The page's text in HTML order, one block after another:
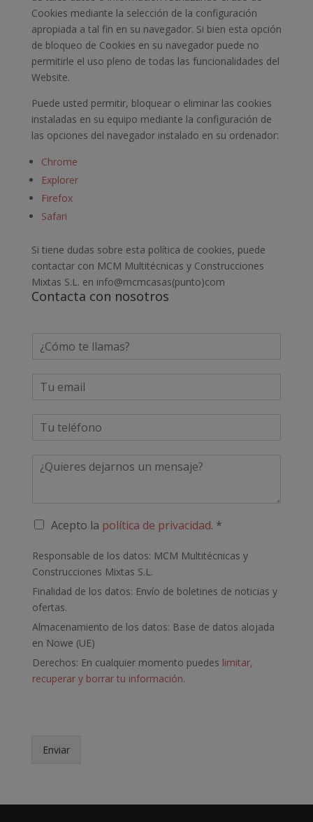
Cookies mediante la selección de la configuración
apropiada a tal fin en su navegador. Si bien esta opción
de bloqueo de Cookies en su navegador puede no
permitirle el uso pleno de todas las funcionalidades del
Website.
Puede usted permitir, bloquear o eliminar las cookies
instaladas en su equipo mediante la configuración de
las opciones del navegador instalado en su ordenador:
Chrome
Explorer
Firefox
Safari
Si tiene dudas sobre esta política de cookies, puede
contactar con MCM Multitécnicas y Construcciones
Mixtas S.L. en info@mcmcasas(punto)com
Contacta con nosotros
e
n
t
r
i
o
P
l
í
t
i
c
a
d
e
p
r
*
Acepto la política de privacidad. *
Responsable de los datos: MCM Multitécnicas y
Construcciones Mixtas S.L.
Finalidad de los datos: Envío de boletines de noticias y
ofertas.
Almacenamiento de los datos: Base de datos alojada
en Nowe (UE)
Derechos: En cualquier momento puedes limitar,
recuperar y borrar tu información.
Enviar